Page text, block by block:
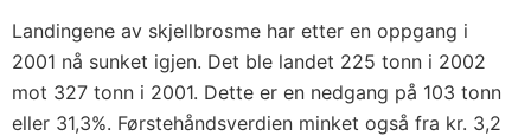
Landingene av skjellbrosme har etter en oppgang i
2001 nå sunket igjen. Det ble landet 225 tonn i 2002
mot 327 tonn i 2001. Dette er en nedgang på 103 tonn
eller 31,3%. Førstehåndsverdien minket også fra kr. 3,2